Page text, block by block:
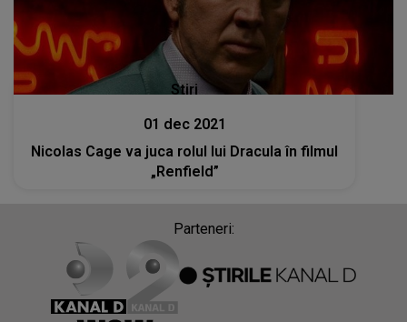
Stiri
01 dec 2021
Nicolas Cage va juca rolul lui Dracula în filmul
„Renfield”
Parteneri: